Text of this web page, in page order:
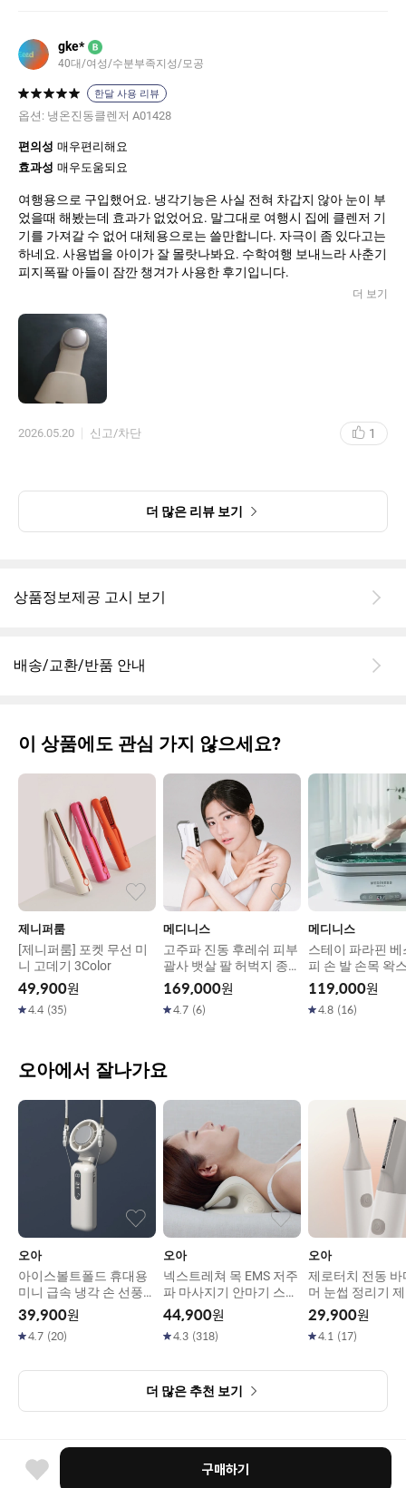
구매하기
gke* B
40대/여성/수분부족지성/모공
한달 사용 리뷰
옵션: 냉온진동클렌저 A01428
편의성 매우편리해요
효과성 매우도움되요
여행용으로 구입했어요. 냉각기능은 사실 전혀 차갑지 않아 눈이 부
었을때 해봤는데 효과가 없었어요. 말그대로 여행시 집에 클렌저 기
기를 가져갈 수 없어 대체용으로는 쓸만합니다. 자극이 좀 있다고는
하네요. 사용법을 아이가 잘 몰랏나봐요. 수학여행 보내느라 사춘기
피지폭팔 아들이 잠깐 챙겨가 사용한 후기입니다.
더 보기
2026.05.20 신고/차단 1
더 많은 리뷰 보기
상품정보제공 고시 보기
배송/교환/반품 안내
이 상품에도 관심 가지 않으세요?
제니퍼룸
[제니퍼룸] 포켓 무선 미
니 고데기 3Color
49,900원
4.4 (35)
메디니스
고주파 진동 후레쉬 피부
괄사 뱃살 팔 허벅지 종아
리 마사지기 MD-1270
169,000원
4.7 (6)
메디니스
스테이 파라핀 베
피 손 발 손목 왁
용해기 MD-143G
119,000원
4.8 (16)
오아에서 잘나가요
오아
아이스볼트폴드 휴대용
미니 급속 냉각 손 선풍기
이중쿨링 BLDC
39,900원
4.7 (20)
오아
넥스트레쳐 목 EMS 저주
파 마사지기 안마기 스트
레칭 기구
44,900원
4.3 (318)
오아
제로터치 전동 바
머 눈썹 정리기
29,900원
4.1 (17)
더 많은 추천 보기